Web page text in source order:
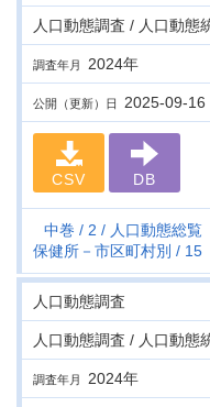
人口動態調査 / 人口動態
調査年月 2024年
公開（更新）日 2025-09-16
CSV DB
中巻 2
人口動態総覧
保健所－市区町村別
15
人口動態調査
人口動態調査 / 人口動態
調査年月 2024年